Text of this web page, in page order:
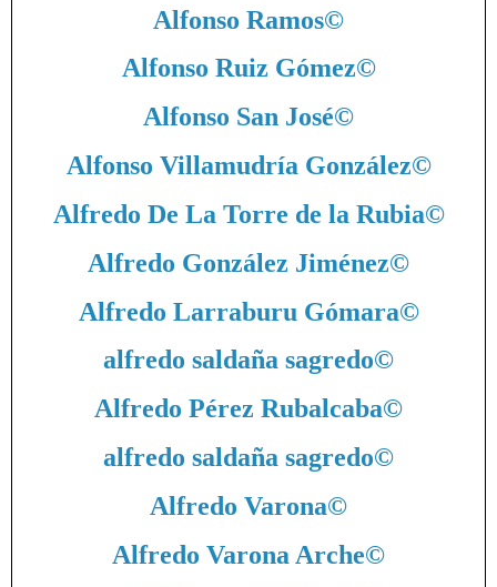
Alfonso Ramos©
Alfonso Ruiz Gómez©
Alfonso San José©
Alfonso Villamudría González©
Alfredo De La Torre de la Rubia©
Alfredo González Jiménez©
Alfredo Larraburu Gómara©
alfredo saldaña sagredo©
Alfredo Pérez Rubalcaba©
alfredo saldaña sagredo©
Alfredo Varona©
Alfredo Varona Arche©